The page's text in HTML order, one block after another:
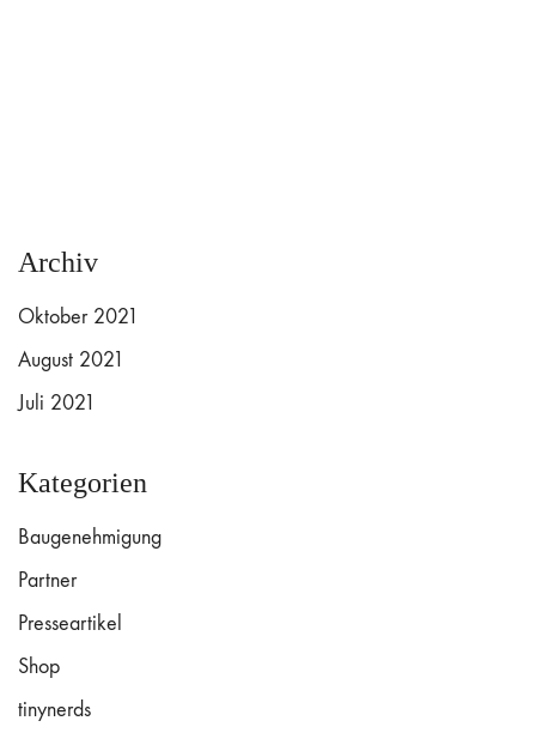
Archiv
Oktober 2021
August 2021
Juli 2021
Kategorien
Baugenehmigung
Partner
Presseartikel
Shop
tinynerds